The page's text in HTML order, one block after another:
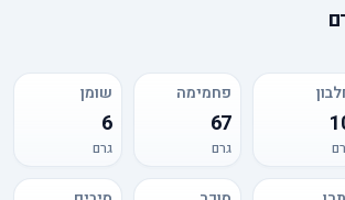
פחמימה
67
גרם
שומן
6
גרם